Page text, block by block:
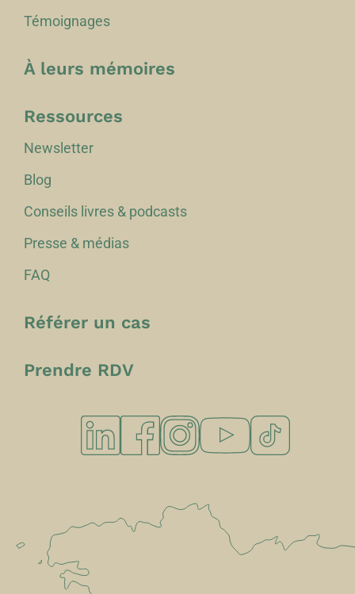
Témoignages
À leurs mémoires
Ressources
Newsletter
Blog
Conseils livres & podcasts
Presse & médias
FAQ
Référer un cas
Prendre RDV